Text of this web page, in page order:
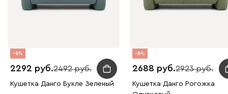
8
2292 2492
Кушетка Данго Букле Зеленый
8
2688 2923
Кушетка Данго Рогожка